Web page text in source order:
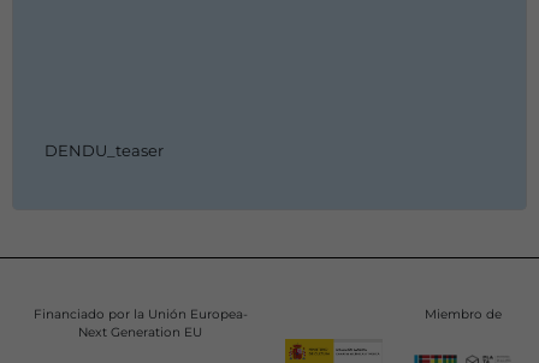
DENDU_teaser
Financiado por la Unión Europea-
Next Generation EU
Miembro de